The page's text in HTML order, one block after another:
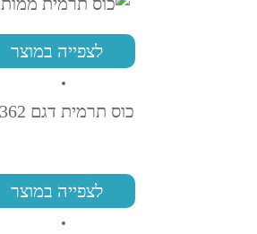
לצפייה במוצר
כוס תרמית דגם PP362
לצפייה במוצר